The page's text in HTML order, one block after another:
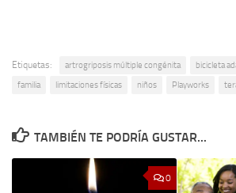
Etiquetas: artrogriposis múltiple congénita bicicleta
familia
limitaciones físicas niños Playworks
TAMBIÉN TE PODRÍA GUSTAR...
0